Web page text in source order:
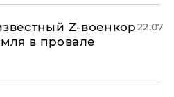
Z-военкор
в провале
22:07